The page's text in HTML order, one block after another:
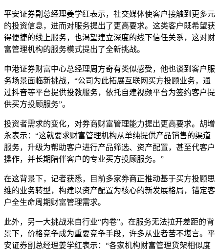
平安证券副总经理姜学红表示，社交媒体使客户接触到更多元
的投资信息，进而对服务提出了更高要求。这类客户既希望获
得便捷的线上服务，也渴望建立深度的线下信任关系，这对财
富管理机构的服务模式提出了全新挑战。
申港证券财富中心总经理周方奇有类似感受，他也谈到客户服
务场景面临新挑战，“公司为此拓展互联网买方投顾业务，通
过抖音等平台提供投教服务，依托自建视频平台为签约客户提
供买方投顾服务”。
投资者需求的变化，对券商财富管理能力提出更高要求。胡增
永表示：“这就要求财富管理机构从单纯提供产品销售的渠道
服务，升级为帮助客户进行产品筛选、资产配置，甚至代客户
操作，并长期陪伴客户的专业买方投顾服务。”
在这背景下，记者获悉，目前多家券商正推动基于买方投顾思
维的业务转型，构建以资产配置为核心的新发展格局，锚定客
户全生命周期财富管理需求。
此外，另一大挑战来自行业“内卷”。在服务无法拉开差距的背
景下，价格竞争成为重要竞争手段，许多从业者苦不堪言。平
安证券副总经理姜学红表示：“各家机构财富管理货架相似度